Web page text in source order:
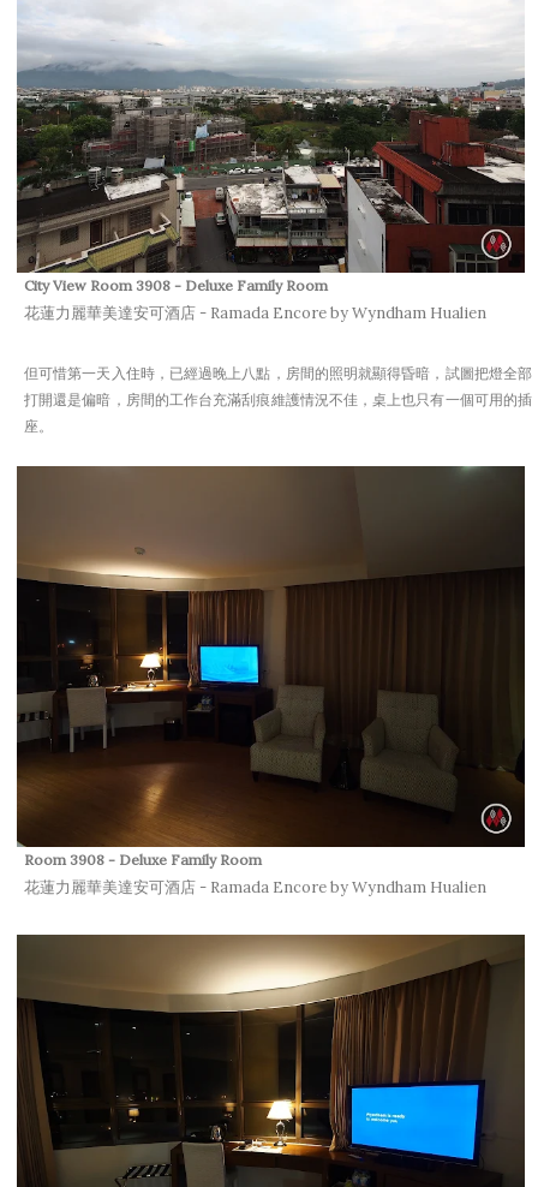
City View Room 3908 - Deluxe Family Room
花蓮力麗華美達安可酒店 - Ramada Encore by Wyndham Hualien
但可惜第一天入住時，已經過晚上八點，房間的照明就顯得昏暗，試圖把燈全部
打開還是偏暗，房間的工作台充滿刮痕維護情況不佳，桌上也只有一個可用的插
座。
Room 3908 - Deluxe Family Room
花蓮力麗華美達安可酒店 - Ramada Encore by Wyndham Hualien